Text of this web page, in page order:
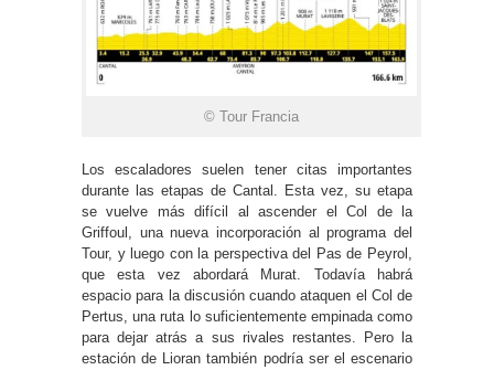
© Tour Francia
Los escaladores suelen tener citas importantes
durante las etapas de Cantal. Esta vez, su etapa
se vuelve más difícil al ascender el Col de la
Griffoul, una nueva incorporación al programa del
Tour, y luego con la perspectiva del Pas de Peyrol,
que esta vez abordará Murat. Todavía habrá
espacio para la discusión cuando ataquen el Col de
Pertus, una ruta lo suficientemente empinada como
para dejar atrás a sus rivales restantes. Pero la
estación de Lioran también podría ser el escenario